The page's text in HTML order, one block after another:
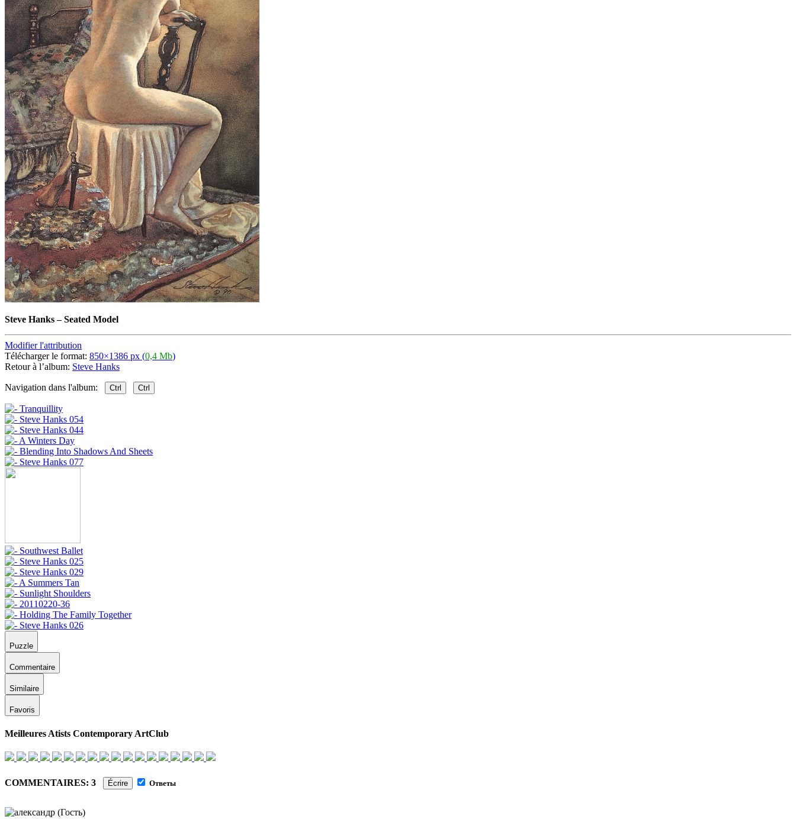
Steve Hanks–Seated Model
Modifier l'attribution
Télécharger le format: 850×1386 px (0,4 Mb)
Retour à l’album: Steve Hanks
Navigation dans l'album: Ctrl Ctrl
Puzzle
Commentaire
Similaire
Favoris
Meilleures Atists Contemporary ArtClub
COMMENTAIRES: 3 Écrire Ответы